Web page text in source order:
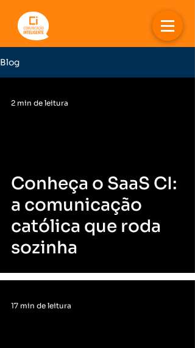
Blog
Conheça o SaaS CI:
a comunicação
católica que roda
sozinha
2 min de leitura
17 min de leitura